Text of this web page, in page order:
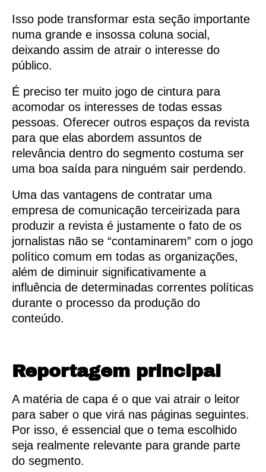
Isso pode transformar esta seção importante
numa grande e insossa coluna social,
deixando assim de atrair o interesse do
público.
É preciso ter muito jogo de cintura para
acomodar os interesses de todas essas
pessoas. Oferecer outros espaços da revista
para que elas abordem assuntos de
relevância dentro do segmento costuma ser
uma boa saída para ninguém sair perdendo.
Uma das vantagens de contratar uma
empresa de comunicação terceirizada para
produzir a revista é justamente o fato de os
jornalistas não se “contaminarem” com o jogo
político comum em todas as organizações,
além de diminuir significativamente a
influência de determinadas correntes políticas
durante o processo da produção do
conteúdo.
Reportagem principal
A matéria de capa é o que vai atrair o leitor
para saber o que virá nas páginas seguintes.
Por isso, é essencial que o tema escolhido
seja realmente relevante para grande parte
do segmento.